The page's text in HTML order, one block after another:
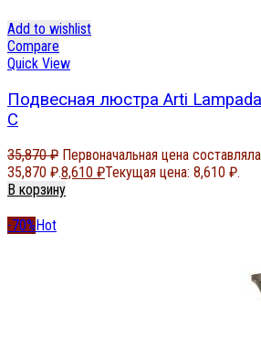
Add to wishlist
Compare
Quick View
Подвесная люстра Arti
C
35,870₽ Первоначальная цена составляла
35,870 ₽.8,610 ₽Текущая цена: 8,610 ₽.
В корзину
-70% Hot